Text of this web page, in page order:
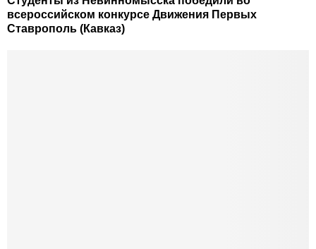
всероссийском конкурсе Движения Первых
Ставрополь (Кавказ)